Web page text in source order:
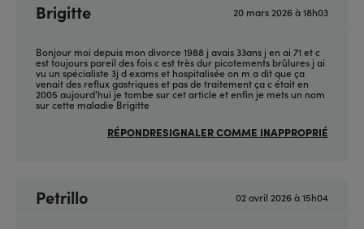
Brigitte 20 mars 2026 à 18h03
Bonjour moi depuis mon divorce 1988 j avais 33ans j en ai 71 et c
est toujours pareil des fois c est très dur picotements brûlures j ai
vu un spécialiste 3j d exams et hospitalisée on m a dit que ça
venait des reflux gastriques et pas de traitement ça c était en
2005 aujourd'hui je tombe sur cet article et enfin je mets un nom
sur cette maladie Brigitte
RÉPONDRESIGNALER COMME INAPPROPRIÉ
Petrillo 02 avril 2026 à 15h04